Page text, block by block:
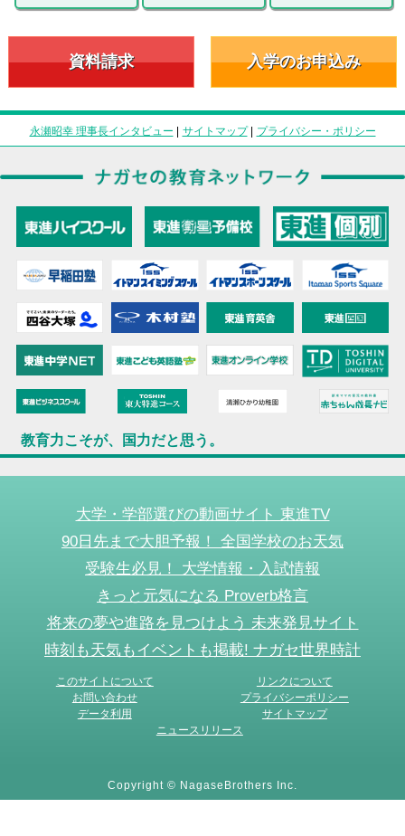
資料請求 入学のお申込み
永瀬昭幸 理事長インタビュー | サイトマップ| プライバシー・ポリシー
教育力こそが、国力だと思う。
大学・学部選びの動画サイト 東進TV
90日先まで大胆予報！ 全国学校のお天気
受験生必見！ 大学情報・入試情報
きっと元気になる Proverb格言
将来の夢や進路を見つけよう 未来発見サイト
時刻も天気もイベントも掲載! ナガセ世界時計
このサイトについて
リンクについて
お問い合わせ
プライバシーポリシー
データ利用
サイトマップ
ニュースリリース
Copyright © NagaseBrothers Inc.